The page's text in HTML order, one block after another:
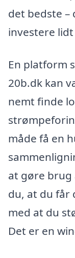
det bedste
investere
En platform
20b.dk kan
nemt finde
måde få en
at gøre brug
du, at du får
med at du
Det er en